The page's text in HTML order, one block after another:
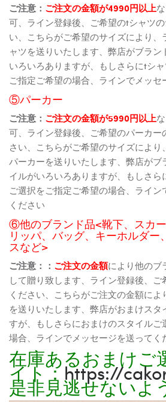
ご注意： ご注文の金額が4990円以上
可、ライン登録後、ご希望のtシャツ
い、こちらがご希望のサイズにより
ャツを送りいたします、弊店がブラ
いろいろありますが、もしさらにtシ
ご指定ご希望の場合、ラインでメッ
⑤パーカー
ご注意： ご注文の金額が5990円以上
可、ライン登録後、ご希望のパーカ
さい、こちらがご希望のサイズにより
パーカーを送りいたします、弊店がブ
イルがいろいろありますが、もしさ
ご選択をご指定ご希望の場合、ライン
ください
⑥他のブランド品<靴下、スカ
リッパ、バッグ、キーホルダー
スなど>
ご注意：： ご注文の金額により他のブ
して贈り致します、ライン登録後、ご
ください、こちらがご注文の金額に
を送りいたします、弊店がおまけスタ
すが、もしさらにおまけのスタイル
場合、ラインでメッセージを送ってく
在庫あるおまけご
イト：https://
是非見逃せないよ